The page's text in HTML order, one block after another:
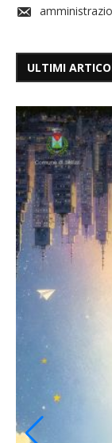
ULTIMI